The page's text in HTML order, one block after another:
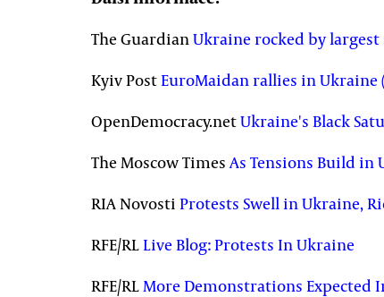
The GuardianUkraine rocked by
Kyiv PostEuroMaidan rallies in Ukraine
OpenDemocracy.netUkraine's Black
The Moscow TimesAs Tensions Build in
RIA Novosti Protests Swell in Ukraine,
RFE/RLLive Blog: Protests In Ukraine
RFE/RLMore Demonstrations Expected